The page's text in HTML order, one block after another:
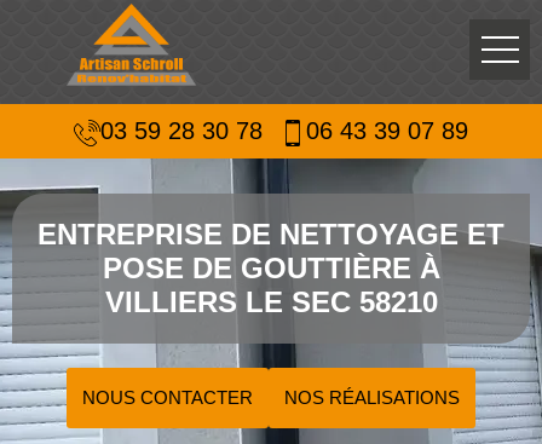
03 59 28 30 78 06 43 39 07 89
ENTREPRISE DE NETTOYAGE ET
POSE DE GOUTTIÈRE À
VILLIERS LE SEC 58210
NOUS CONTACTER NOS RÉALISATIONS